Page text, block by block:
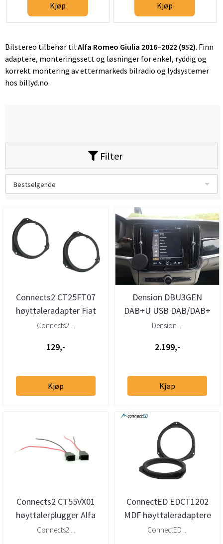
Kjøp Kjøp
Bilstereo tilbehør til Alfa Romeo Giulia 2016–2022 (952). Finn
adaptere, monteringssett og løsninger for enkel, ryddig og
korrekt montering av ettermarkeds bilradio og lydsystemer
hos billyd.no.
Filter
Bestselgende
Connects2 CT25FT07
høyttaleradapter Fiat
Ford Opel
Connects2 ...
129,-
Kjøp
Dension DBU3GEN
DAB+U USB DAB/DAB+
mottaker – helintegrert
Dension ...
2.199,-
Kjøp
Connects2 CT55VX01
høyttalerplugger Alfa
Fiat Renault PSA
Connects2 ...
ConnectED EDCT1202
MDF høyttaleradaptere
165 mm – Alfa Romeo,
ConnectED ...